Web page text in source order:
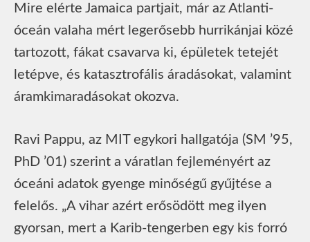
Mire elérte Jamaica partjait, már az Atlanti-
óceán valaha mért legerősebb hurrikánjai közé
tartozott, fákat csavarva ki, épületek tetejét
letépve, és katasztrofális áradásokat, valamint
áramkimaradásokat okozva.
Ravi Pappu, az MIT egykori hallgatója (SM ’95,
PhD ’01) szerint a váratlan fejleményért az
óceáni adatok gyenge minőségű gyűjtése a
felelős. „A vihar azért erősödött meg ilyen
gyorsan, mert a Karib-tengerben egy kis forró